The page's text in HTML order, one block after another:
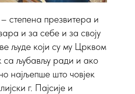
степена презвитера и
и за себе и за своју
људе који су му Црквом
са љубављу ради и ако
најљепше што човјек
г. Пајсије и